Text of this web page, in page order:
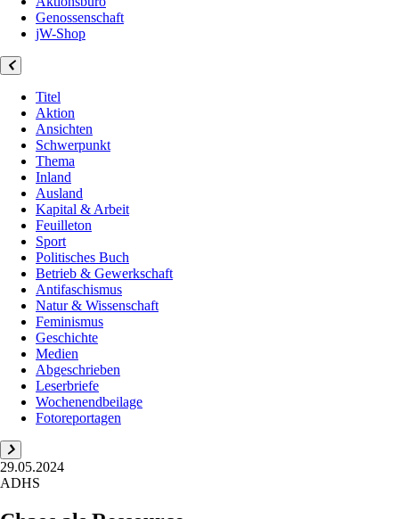
Genossenschaft
jW-Shop
Titel
Aktion
Ansichten
Schwerpunkt
Thema
Inland
Ausland
Kapital & Arbeit
Feuilleton
Sport
Politisches Buch
Betrieb & Gewerkschaft
Antifaschismus
Natur & Wissenschaft
Feminismus
Geschichte
Medien
Abgeschrieben
Leserbriefe
Wochenendbeilage
Fotoreportagen
29.05.2024
ADHS